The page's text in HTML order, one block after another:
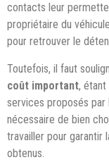
contacts leur
propriétaire du
pour retrouver le
Toutefois, il faut
coût important, étant
services proposés
nécessaire de bien
travailler pour garantir
obtenus.